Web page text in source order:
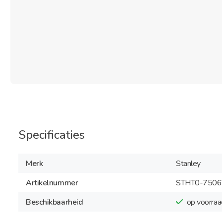
Specificaties
Merk
Stanley
Artikelnummer
STHT0-
Beschikbaarheid
op